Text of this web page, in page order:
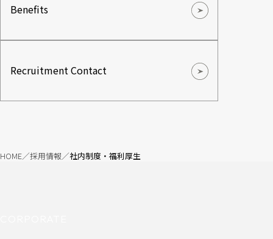
Benefits
Recruitment Contact
HOME 採用情報 社内制度・福利厚生